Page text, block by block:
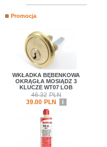
Promocja
WKŁADKA BĘBENKOWA
OKRĄGŁA MOSIĄDZ 3
KLUCZE WT07 LOB
46.32 PLN
39.00 PLN i